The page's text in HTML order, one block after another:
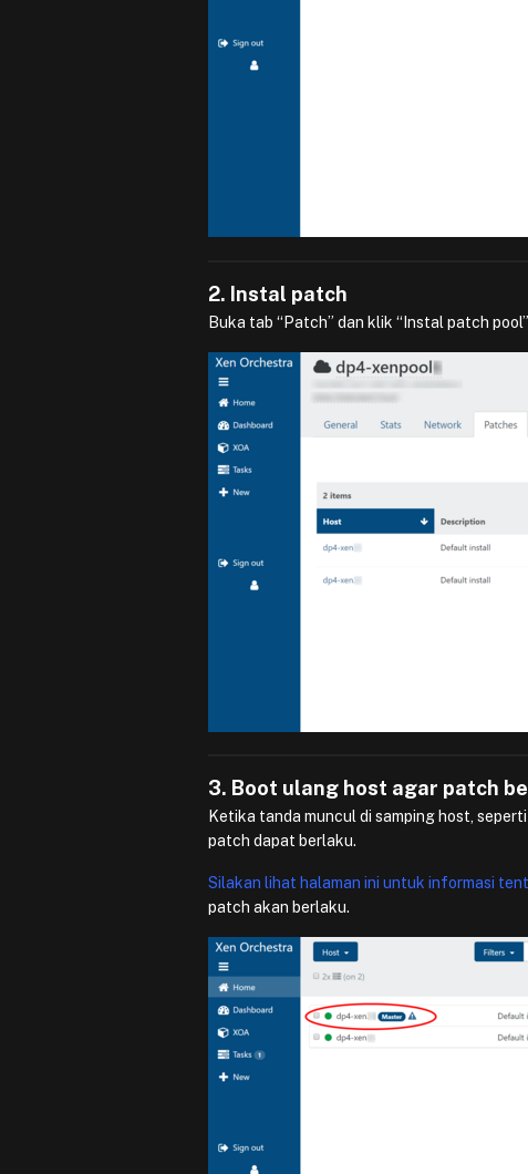
2. Instal patch
Buka tab “Patch” dan klik “Instal patch
3. Boot ulang host agar patch
Ketika tanda muncul di samping host,
patch dapat berlaku.
Silakan lihat halaman ini untuk informasi
patch akan berlaku.